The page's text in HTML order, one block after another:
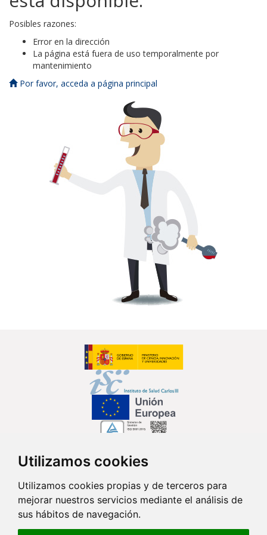
Utilizamos cookies
Utilizamos cookies propias y de terceros para
mejorar nuestros servicios mediante el análisis de
sus hábitos de navegación.
Posibles razones:
Error en la dirección
La página está fuera de uso temporalmente por
mantenimiento
Por favor, acceda a página principal
Síguenos en...
Contacto
Av. Monforte de Lemos, 3-5. Pabellón 11. Planta 0 28029 Madrid